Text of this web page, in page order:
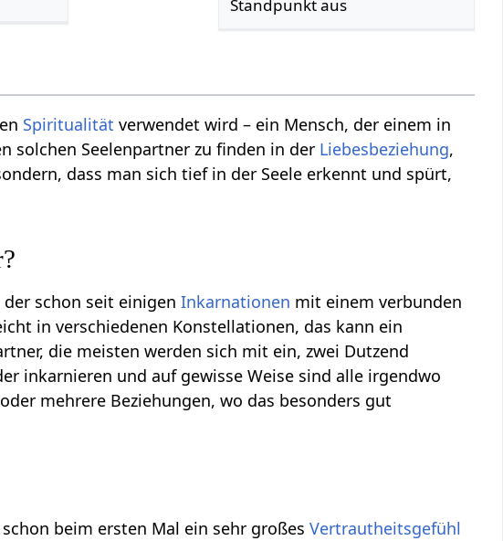
Standpunkt aus
Spiritualität verwendet wird – ein Mensch, der einem in
solchen Seelenpartner zu finden in der Liebesbeziehung,
dass man sich tief in der Seele erkennt und spürt,
der schon seit einigenInkarnationen mit einem verbunden
in verschiedenen Konstellationen, das kann ein
die meisten werden sich mit ein, zwei Dutzend
inkarnieren und auf gewisse Weise sind alle irgendwo
mehrere Beziehungen, wo das besonders gut
beim ersten Mal ein sehr großesVertrautheitsgefühl